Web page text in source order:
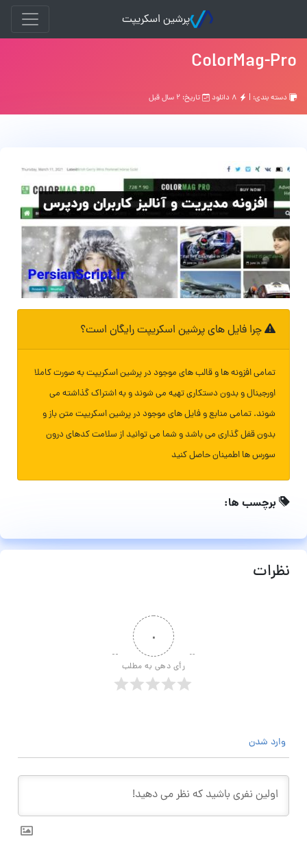
پرشین اسکریپت
ColorMag-Pro
دسته بندی: | تاریخ: ۲ سال قبل
چرا فایل های پرشین اسکریپت رایگان است؟
تمامی افزونه ها و قالب های موجود در پرشین اسکریپت به صورت کاملا
اورجینال و بدون دستکاری تهیه می شوند و به اشتراک گذاشته می
شوند. تمامی منابع و فایل های موجود در پرشین اسکریپت متن باز و
بدون قفل گذاری می باشد و شما می توانید از سلامت کدهای درون
سورس ها اطمینان حاصل کنید
برچسب ها:
نظرات
۰
رأی دهی به مطلب
وارد شدن